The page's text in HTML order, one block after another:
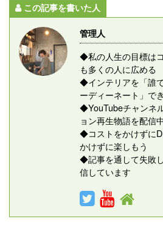
この記事を書いた人
管理人
◆私の人生の目標は
も多くの人に広める
◆インテリアを「誰
ーディーネート」で
◆YouTubeチャンネ
ョン再生物語を配信
◆コストをかけずに
かけずに楽しもう
◆記事を通して失敗
信しています